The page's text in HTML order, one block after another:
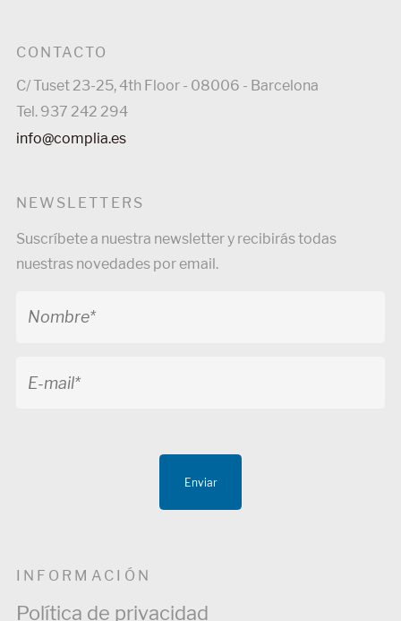
CONTACTO
C/ Tuset 23-25, 4th Floor - 08006 - Barcelona
Tel. 937 242 294
info@complia.es
NEWSLETTERS
Suscríbete a nuestra newsletter y recibirás todas
nuestras novedades por email.
Enviar
INFORMACIÓN
Política de privacidad